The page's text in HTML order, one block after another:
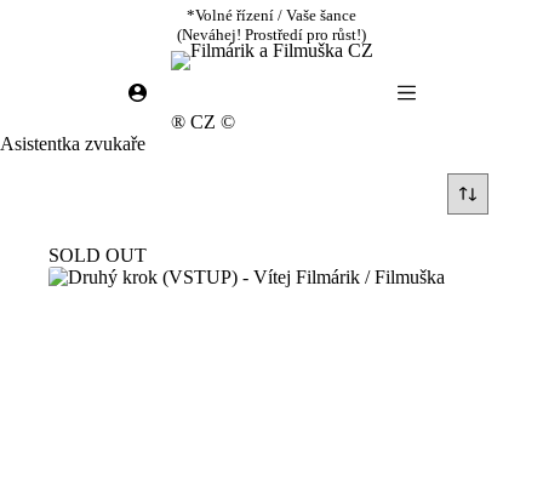
*Volné řízení / Vaše šance
(Neváhej! Prostředí pro růst!)
® CZ ©
Asistentka zvukaře
SOLD OUT